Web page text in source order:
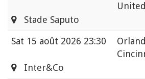
United
Stade Saputo
Sat 15 août 2026 23:30
Inter&Co